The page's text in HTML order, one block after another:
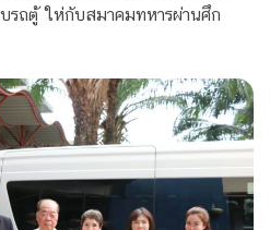
รถตู้ ให่กับสมาคมทหารผ่านศึก